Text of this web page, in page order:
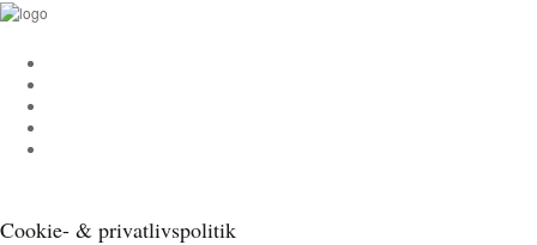
Cookie- & privatlivspolitik